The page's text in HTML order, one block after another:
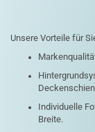
Unsere Vorteile für
Individuelle
Breite.